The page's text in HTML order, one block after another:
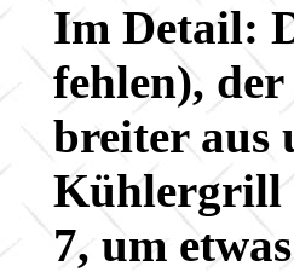
Im Detail:
fehlen),
breiter aus
Kühlergrill
7, um